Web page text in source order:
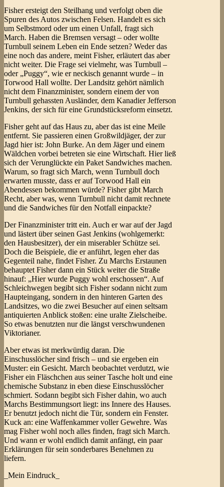
Fisher ersteigt den Steilhang und verfolgt oben die
Spuren des Autos zwischen Felsen. Handelt es sich
um Selbstmord oder um einen Unfall, fragt sich
March. Haben die Bremsen versagt – oder wollte
Turnbull seinem Leben ein Ende setzen? Weder das
eine noch das andere, meint Fisher, erläutert das aber
nicht weiter. Die Frage sei vielmehr, was Turnbull –
oder „Puggy“, wie er neckisch genannt wurde – in
Torwood Hall wollte. Der Landsitz gehört nämlich
nicht dem Finanzminister, sondern einem der von
Turnbull gehassten Ausländer, dem Kanadier Jefferson
Jenkins, der sich für eine Grundstücksreform einsetzt.
Fisher geht auf das Haus zu, aber das ist eine Meile
entfernt. Sie passieren einen Großwildjäger, der zur
Jagd hier ist: John Burke. An dem Jäger und einem
Wäldchen vorbei betreten sie eine Wirtschaft. Hier ließ
sich der Verunglückte ein Paket Sandwiches machen.
Warum, so fragt sich March, wenn Turnbull doch
erwarten musste, dass er auf Torwood Hall ein
Abendessen bekommen würde? Fisher gibt March
Recht, aber was, wenn Turnbull nicht damit rechnete
und die Sandwiches für den Notfall einpackte?
Der Finanzminister tritt ein. Auch er war auf der Jagd
und lästert über seinen Gast Jenkins (wohlgemerkt:
den Hausbesitzer), der ein miserabler Schütze sei.
Doch die Beispiele, die er anführt, legen eher das
Gegenteil nahe, findet Fisher. Zu Marchs Erstaunen
behauptet Fisher dann ein Stück weiter die Straße
hinauf: „Hier wurde Puggy wohl erschossen“. Auf
Schleichwegen begibt sich Fisher sodann nicht zum
Haupteingang, sondern in den hinteren Garten des
Landsitzes, wo die zwei Besucher auf einen seltsam
antiquierten Anblick stoßen: eine uralte Zielscheibe.
So etwas benutzten nur die längst verschwundenen
Viktorianer.
Aber etwas ist merkwürdig daran. Die
Einschusslöcher sind frisch – und sie ergeben ein
Muster: ein Gesicht. March beobachtet verdutzt, wie
Fisher ein Fläschchen aus seiner Tasche holt und eine
chemische Substanz in eben diese Einschusslöcher
schmiert. Sodann begibt sich Fisher dahin, wo auch
Marchs Bestimmungsort liegt: ins Innere des Hauses.
Er benutzt jedoch nicht die Tür, sondern ein Fenster.
Kuck an: eine Waffenkammer voller Gewehre. Was
mag Fisher wohl noch alles finden, fragt sich March.
Und wann er wohl endlich damit anfängt, ein paar
Erklärungen für sein sonderbares Benehmen zu
liefern.
_Mein Eindruck_